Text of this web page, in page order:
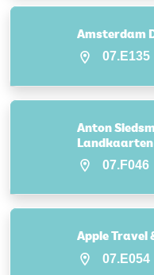
Amsterdam
07.E135
Anton
Landkaarten
07.F046
Apple Travel
07.E054